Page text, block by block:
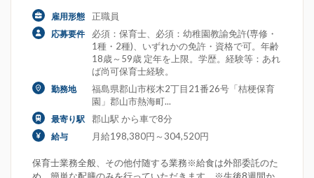
雇用形態 正職員
応募要件
必須：保育士、必須：幼稚園教諭免許(専修・
1種・2種)、いずれかの免許・資格で可。年齢
18歳～59歳 定年を上限。学歴。経験等：あれ
ば尚可保育士経験。
勤務地
福島県郡山市桜木2丁目21番26号「桔梗保育
園」郡山市熱海町...
最寄り駅 郡山駅 から車で8分
給与 月給198,380円～304,520円
保育士業務全般、その他付随する業務※給食は外部委託のた